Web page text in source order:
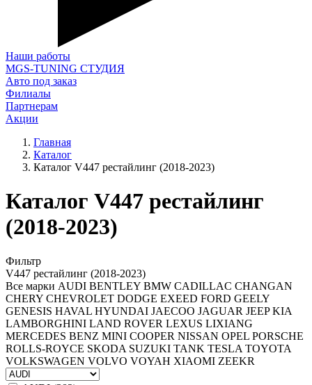
Наши работы
MGS-TUNING СТУДИЯ
Авто под заказ
Филиалы
Партнерам
Акции
Главная
Каталог
Каталог V447 рестайлинг (2018-2023)
Каталог V447 рестайлинг
(2018-2023)
Фильтр
V447 рестайлинг (2018-2023)
Все марки AUDI BENTLEY BMW CADILLAC CHANGAN
CHERY CHEVROLET DODGE EXEED FORD GEELY
GENESIS HAVAL HYUNDAI JAECOO JAGUAR JEEP KIA
LAMBORGHINI LAND ROVER LEXUS LIXIANG
MERCEDES BENZ MINI COOPER NISSAN OPEL PORSCHE
ROLLS-ROYCE SKODA SUZUKI TANK TESLA TOYOTA
VOLKSWAGEN VOLVO VOYAH XIAOMI ZEEKR